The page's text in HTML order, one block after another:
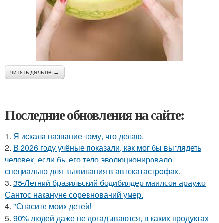
читать дальше →
Последние обновления на сайте:
1. Я искала название тому, что делаю.
2. В 2026 году учёные показали, как мог бы выглядеть
человек, если бы его тело эволюционировало
специально для выживания в автокатастpoфах.
3. 35-Летний бразильский бодибилдер маилсон араужо
Сантос накануне соревнований умер.
4. "Спасите моих детей!
5. 90% людей даже не догадываются, в каких продуктах